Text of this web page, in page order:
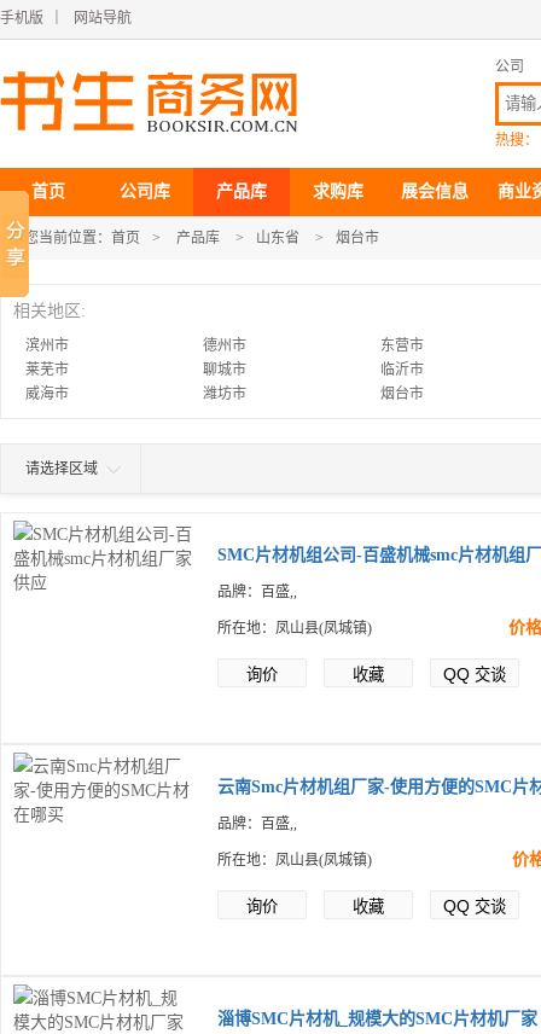
手机版 网站导航
公司
热搜：
首页 公司库 产品库 求购库 展会信息 商业
您当前位置： 首页 > 产品库 > 山东省 > 烟台市
相关地区:
滨州市 德州市
东营市
莱芜市
聊城市
临沂市
威海市
潍坊市 烟台市
请选择区域
SMC片材机组公司-百盛机械smc片材机组
品牌：百盛,,
所在地：凤山县(凤城镇) 价
询价 收藏 QQ 交谈
云南Smc片材机组厂家-使用方便的SMC片
品牌：百盛,,
所在地：凤山县(凤城镇) 价
询价 收藏 QQ 交谈
淄博SMC片材机_规模大的SMC片材机厂家